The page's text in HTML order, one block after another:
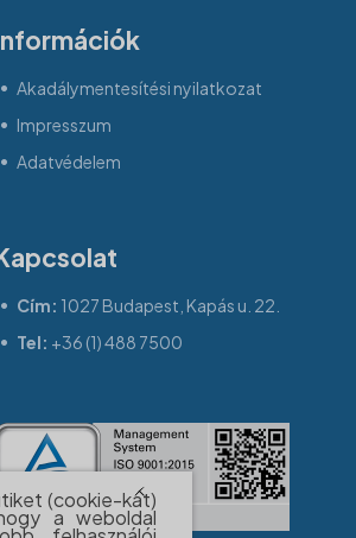
Akadálymentesítési nyilatkozat
Impresszum
Adatvédelem
Cím: 1027 Budapest, Kapás u. 22.
Tel: +36 (1) 488 7500
(cookie-kat)
a weboldal